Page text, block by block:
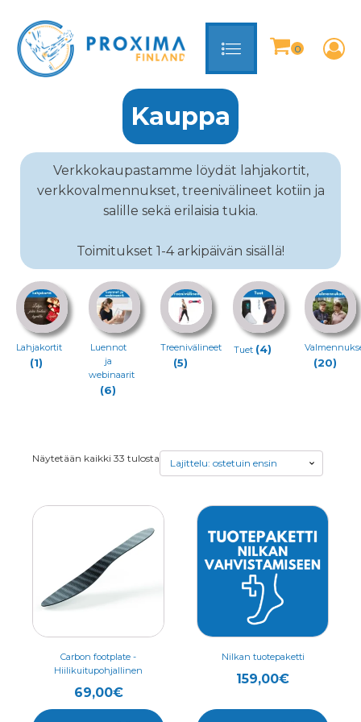
Kauppa
Verkkokaupastamme löydät lahjakortit,
verkkovalmennukset, treenivälineet kotiin ja
salille sekä erilaisia tukia.
Toimitukset 1-4 arkipäivän sisällä!
Lahjakortit
(1)
Luennot
ja
webinaarit
(6)
Treenivälineet
(5)
Tuet (4)
(20)
Näytetään kaikki 33 tulosta Suosituimmat
ensin
Carbon footplate -
Hiilikuitupohjallinen
69,00€
Tällä
useampi
muunnelma.
Voit
tehdä
valinnat
tuotteen
Nilkan tuotepaketti
159,00€
Tällä
tuotteella
useampi
muunnelma.
tehdä
valinnat
tuotteen